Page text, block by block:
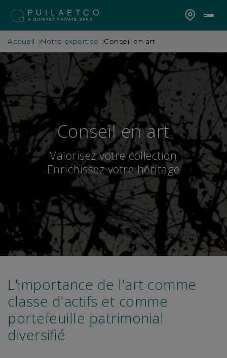
Accueil Notre expertise Conseil en art
Conseil en art
Valorisez votre collection
Enrichissez votre héritage
L'importance de l'art comme
classe d'actifs et comme
portefeuille patrimonial
diversifié